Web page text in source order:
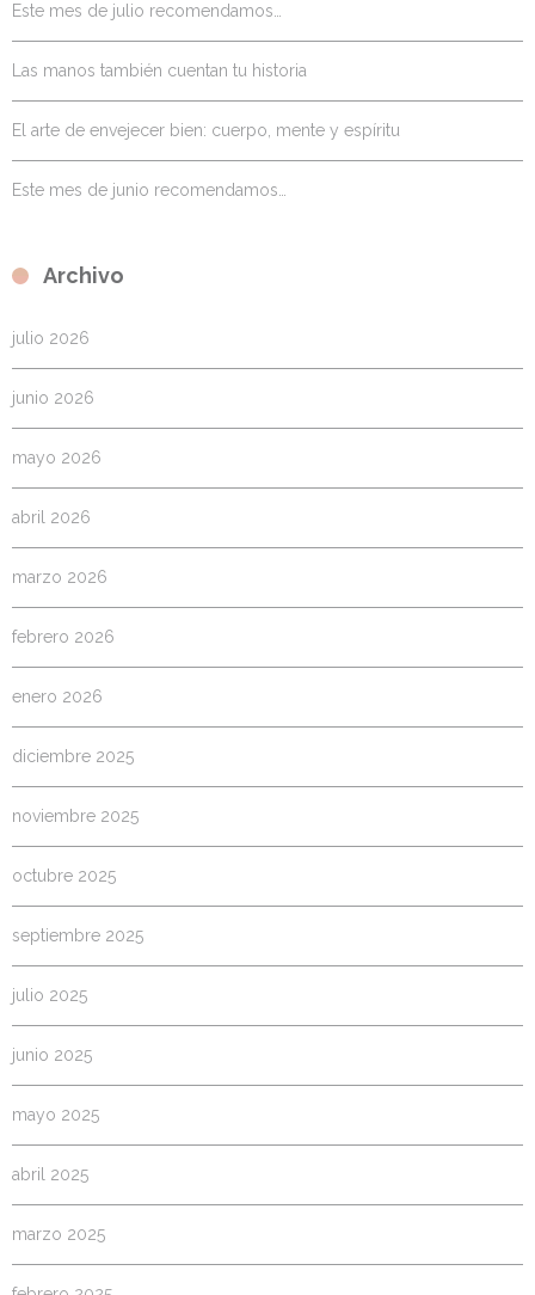
Este mes de julio recomendamos…
Las manos también cuentan tu historia
El arte de envejecer bien: cuerpo, mente y espíritu
Este mes de junio recomendamos…
Archivo
julio 2026
junio 2026
mayo 2026
abril 2026
marzo 2026
febrero 2026
enero 2026
diciembre 2025
noviembre 2025
octubre 2025
septiembre 2025
julio 2025
junio 2025
mayo 2025
abril 2025
marzo 2025